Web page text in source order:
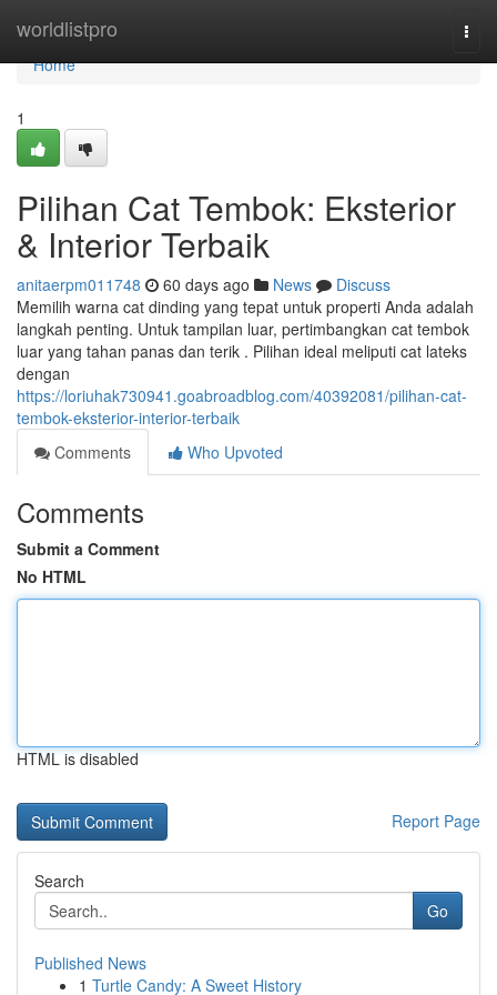
worldlistpro
Home
Home
1
Pilihan Cat Tembok: Eksterior
& Interior Terbaik
anitaerpm011748 60 days ago News
Discuss
Memilih warna cat dinding yang tepat untuk properti Anda adalah
langkah penting. Untuk tampilan luar, pertimbangkan cat tembok
luar yang tahan panas dan terik . Pilihan ideal meliputi cat lateks
dengan
https://loriuhak730941.goabroadblog.com/40392081/pilihan-cat-
tembok-eksterior-interior-terbaik
Comments
Who Upvoted
Comments
Submit a Comment
No HTML
HTML is disabled
Report Page
Search
Go
Published News
1 Turtle Candy: A Sweet History